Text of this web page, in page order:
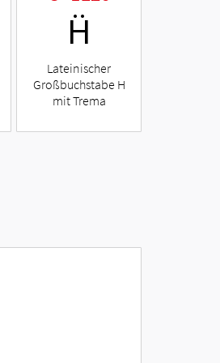
Ḧ
Lateinischer
Großbuchstabe H
mit Trema